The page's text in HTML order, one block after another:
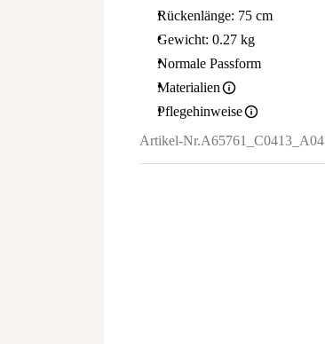
Rückenlänge: 75 cm
Gewicht: 0.27 kg
Normale Passform
Materialien
Pflegehinweise
Artikel-Nr.A65761_C0413_A04